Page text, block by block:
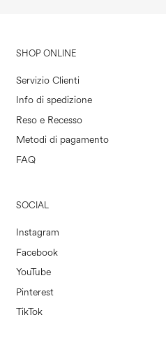
SHOP ONLINE
Servizio Clienti
Info di spedizione
Reso e Recesso
Metodi di pagamento
FAQ
SOCIAL
Instagram
Facebook
YouTube
Pinterest
TikTok